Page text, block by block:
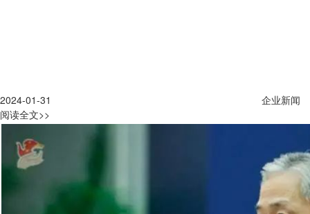
2024-01-31
企业新闻
阅读全文>>